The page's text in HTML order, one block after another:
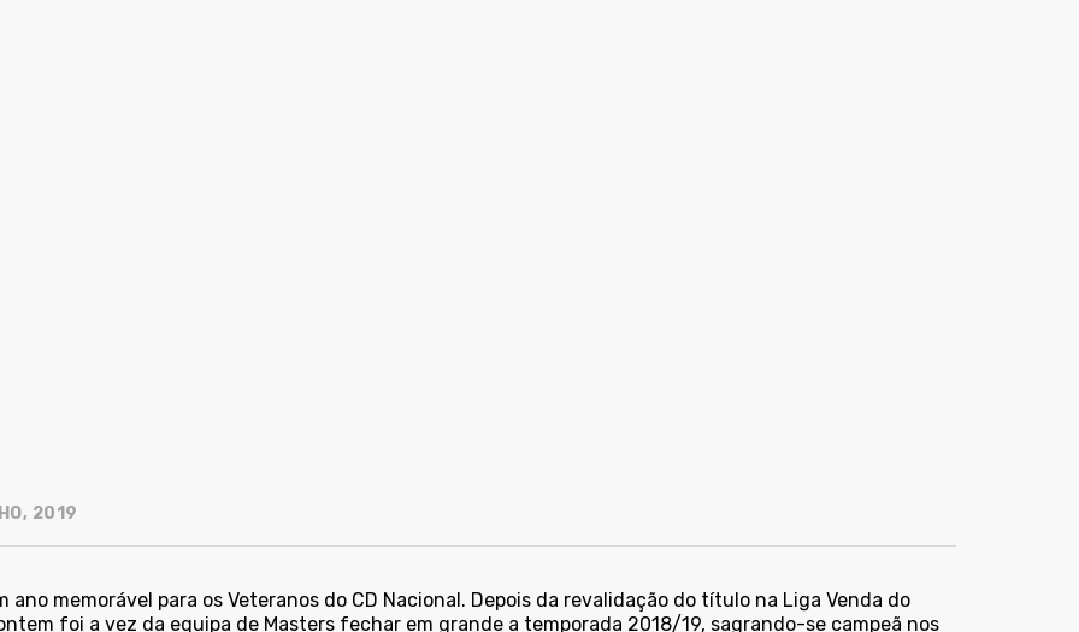
2019
ano memorável para os Veteranos do CD Nacional. Depois da revalidação do título na Liga Venda do
foi a vez da equipa de Masters fechar em grande a temporada 2018/19, sagrando-se campeã nos